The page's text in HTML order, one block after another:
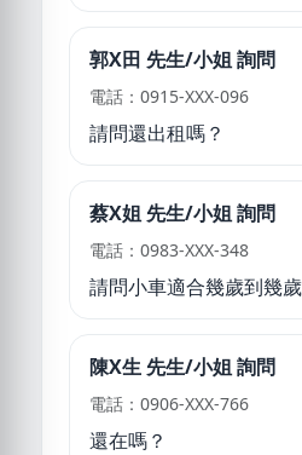
郭X田 先生/小姐 詢問
電話：0915-XXX-096
請問還出租嗎？
蔡X姐 先生/小姐 詢問
電話：0983-XXX-348
請問小車適合幾歲到幾
陳X生 先生/小姐 詢問
電話：0906-XXX-766
還在嗎？